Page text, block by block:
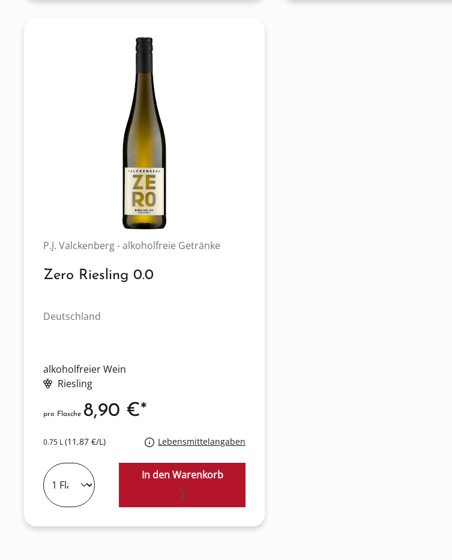
P.J. Valckenberg - alkoholfreie Getränke
Zero Riesling 0.0
Deutschland
alkoholfreier Wein
Riesling
0.75 L(11,87 €/L) Lebensmittelangaben
pro Flasche 8,90 €*
In den Warenkorb